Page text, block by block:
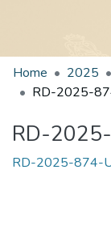
Home 2025
RD-
RD-2025-874-